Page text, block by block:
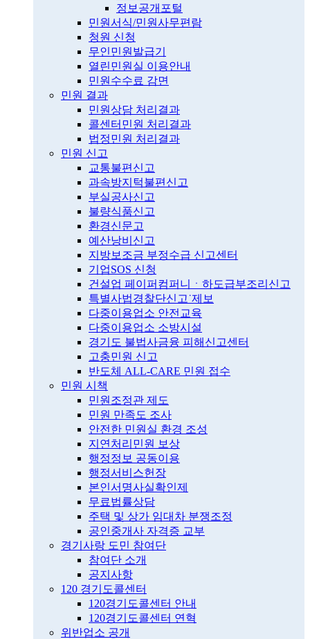
정보공개포털
민원서식/민원사무편람
청원 신청
무인민원발급기
열린민원실 이용안내
민원수수료 감면
민원 결과
민원상담 처리결과
콜센터민원 처리결과
법정민원 처리결과
민원 신고
교통불편신고
과속방지턱불편신고
부실공사신고
불량식품신고
환경신문고
예산낭비신고
지방보조금 부정수급 신고센터
기업SOS 신청
건설업 페이퍼컴퍼니ㆍ하도급부조리신고
특별사법경찰단신고˙제보
다중이용업소 안전교육
다중이용업소 소방시설
경기도 불법사금융 피해신고센터
고충민원 신고
반도체 ALL-CARE 민원 접수
민원 시책
민원조정관 제도
민원 만족도 조사
안전한 민원실 환경 조성
지연처리민원 보상
행정정보 공동이용
행정서비스헌장
본인서명사실확인제
무료법률상담
주택 및 상가 임대차 분쟁조정
공인중개사 자격증 교부
경기사랑 도민 참여단
참여단 소개
공지사항
120 경기도콜센터
120경기도콜센터 안내
120경기도콜센터 연혁
위반업소 공개